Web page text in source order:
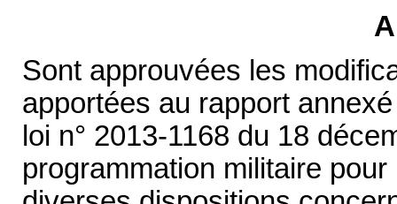
Sont approuvées les
apportées au rapport
loi n° 2013-1168 du 18
programmation militaire